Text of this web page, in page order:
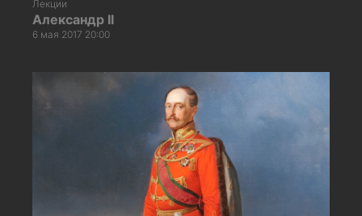
Лекции
Александр II
6 мая 2017 20:00